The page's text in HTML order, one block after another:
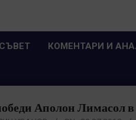
КОМЕНТАРИ И
Аполон Лимасол в